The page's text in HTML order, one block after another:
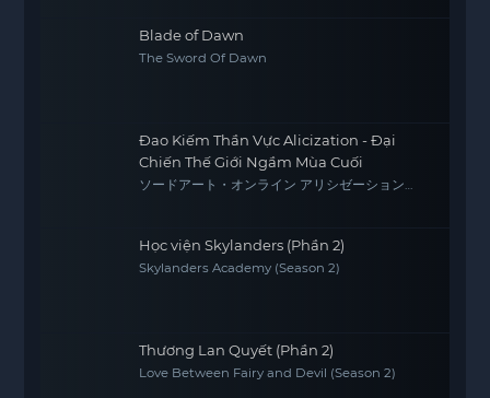
Blade of Dawn
The Sword Of Dawn
Đao Kiếm Thần Vực Alicization - Đại
Chiến Thế Giới Ngầm Mùa Cuối
ソードアート・オンライン アリシゼーション
Học viện Skylanders (Phần 2)
Skylanders Academy (Season 2)
Thương Lan Quyết (Phần 2)
Love Between Fairy and Devil (Season 2)